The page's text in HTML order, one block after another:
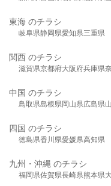
東海 のチラシ
岐阜県静岡県愛知県三重県
関西 のチラシ
滋賀県京都府大阪府兵庫県
中国 のチラシ
鳥取県島根県岡山県広島県
四国 のチラシ
徳島県香川県愛媛県高知県
九州・沖縄 のチラシ
福岡県佐賀県長崎県熊本県